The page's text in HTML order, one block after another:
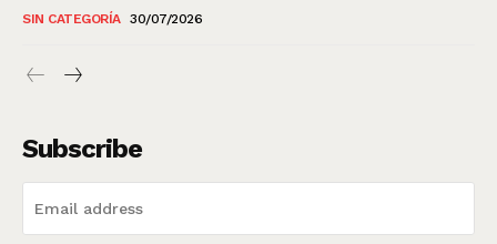
SIN CATEGORÍA 30/07/2026
Subscribe